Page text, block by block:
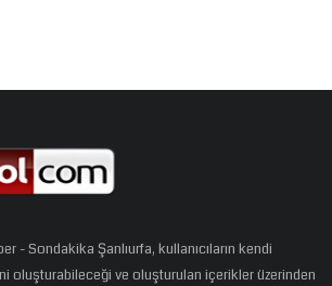
- Sondakika Şanlıurfa, kullanıcıların kendi
oluşturabileceği ve oluşturulan içerikler üzerinden